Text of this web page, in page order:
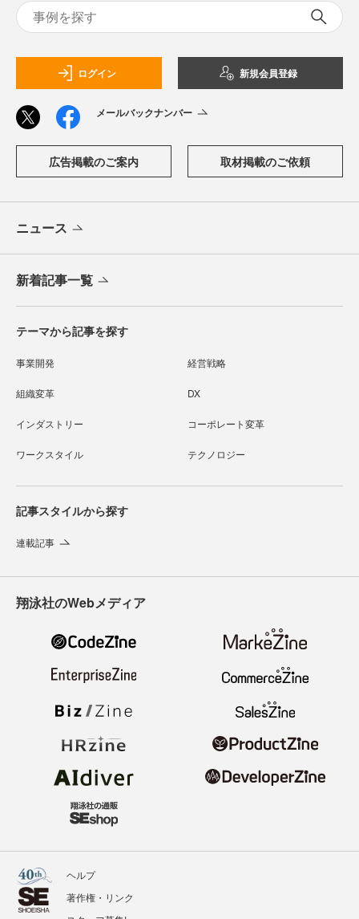
ログイン 新規会員登録
メールバックナンバー
広告掲載のご案内 取材掲載のご依頼
ニュース
新着記事一覧
テーマから記事を探す
事業開発 経営戦略
組織変革 DX
インダストリー コーポレート変革
ワークスタイル テクノロジー
記事スタイルから探す
連載記事
翔泳社のWebメディア
ヘルプ
著作権・リンク